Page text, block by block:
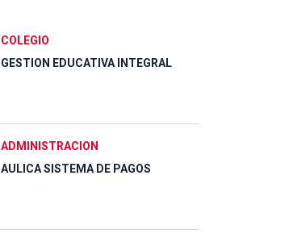
COLEGIO
GESTION EDUCATIVA INTEGRAL
ADMINISTRACION
AULICA SISTEMA DE PAGOS